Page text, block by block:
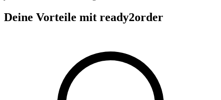
Deine Vorteile mit ready2order